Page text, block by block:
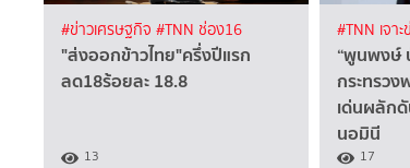
#ข่าวเศรษฐกิจ #TNN ช่อง16
"ส่งออกข้าวไทย"ครึ่งปีแรก
ลด18ร้อยละ 18.8
13
#TNN เจาะ
“พูนพงษ์
กระทรว
เด่นผลัก
นอมินี
17